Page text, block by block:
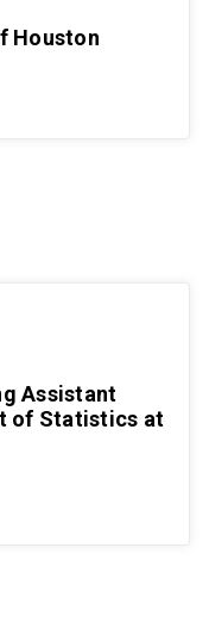
Houston
Assistant
of Statistics at